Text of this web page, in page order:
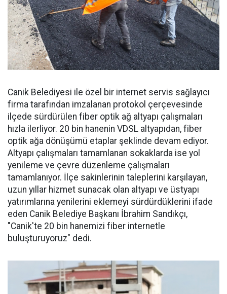
Canik Belediyesi ile özel bir internet servis sağlayıcı
firma tarafından imzalanan protokol çerçevesinde
ilçede sürdürülen fiber optik ağ altyapı çalışmaları
hızla ilerliyor. 20 bin hanenin VDSL altyapıdan, fiber
optik ağa dönüşümü etaplar şeklinde devam ediyor.
Altyapı çalışmaları tamamlanan sokaklarda ise yol
yenileme ve çevre düzenleme çalışmaları
tamamlanıyor. İlçe sakinlerinin taleplerini karşılayan,
uzun yıllar hizmet sunacak olan altyapı ve üstyapı
yatırımlarına yenilerini eklemeyi sürdürdüklerini ifade
eden Canik Belediye Başkanı İbrahim Sandıkçı,
"Canik'te 20 bin hanemizi fiber internetle
buluşturuyoruz" dedi.